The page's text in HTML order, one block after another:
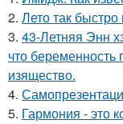
2. Лето так быстро
3. 43-Летняя Энн
что беременность
изящество.
4.
5. Гармония - это